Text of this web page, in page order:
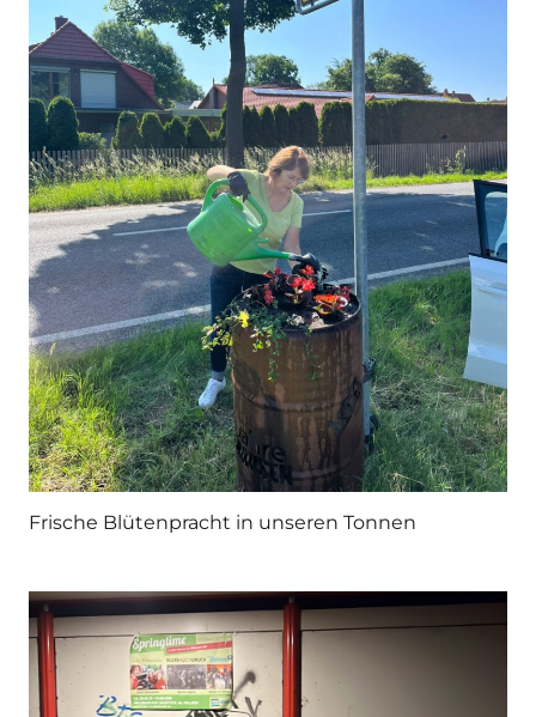
Frische Blütenpracht in unseren Tonnen